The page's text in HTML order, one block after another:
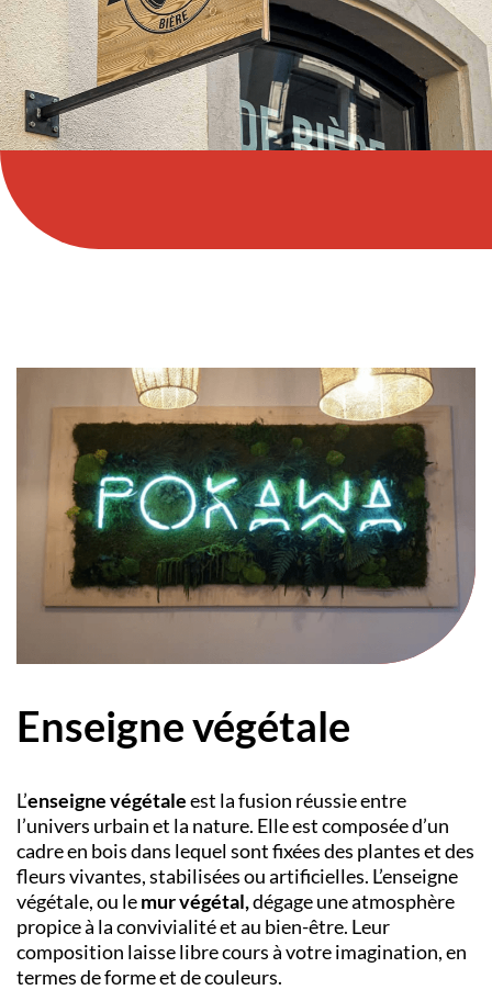
Enseigne végétale
L’enseigne végétaleest la fusion réussie entre
l’univers urbain et la nature. Elle est composée d’un
cadre en bois dans lequel sont fixées des plantes et des
fleurs vivantes, stabilisées ou artificielles. L’enseigne
végétale, ou lemur végétal,dégage une atmosphère
propice à la convivialité et au bien-être. Leur
composition laisse libre cours à votre imagination, en
termes de forme et de couleurs.